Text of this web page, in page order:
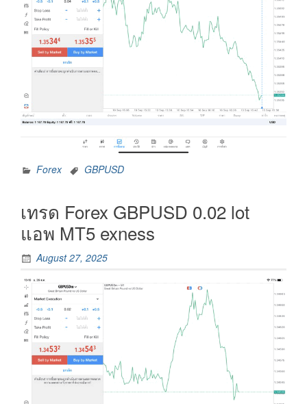
Forex GBPUSD
เทรด Forex GBPUSD 0.02 lot
แอพ MT5 exness
August 27, 2025